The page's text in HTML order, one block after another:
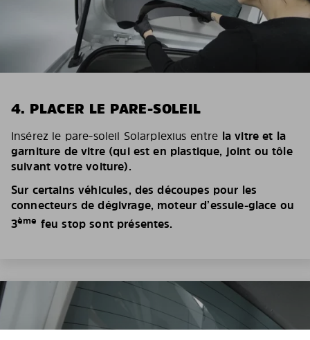
4. PLACER LE PARE-SOLEIL
Insérez le pare-soleil Solarplexius entre la vitre et la
garniture de vitre (qui est en plastique, joint ou tôle
suivant votre voiture).
Sur certains véhicules, des découpes pour les
connecteurs de dégivrage, moteur d’essuie-glace ou
3ème feu stop sont présentes.